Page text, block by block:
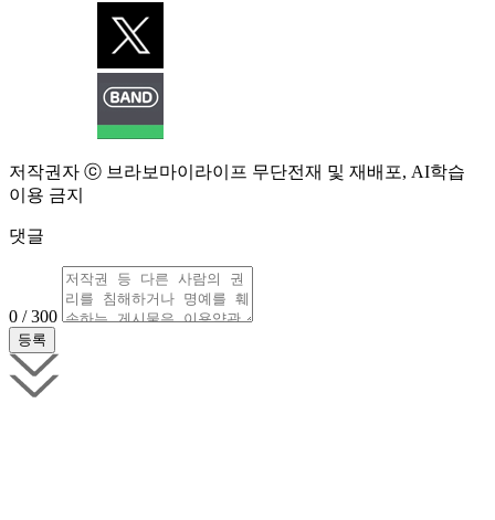
저작권자 ⓒ 브라보마이라이프 무단전재 및 재배포, AI학습
이용 금지
댓글
0 / 300